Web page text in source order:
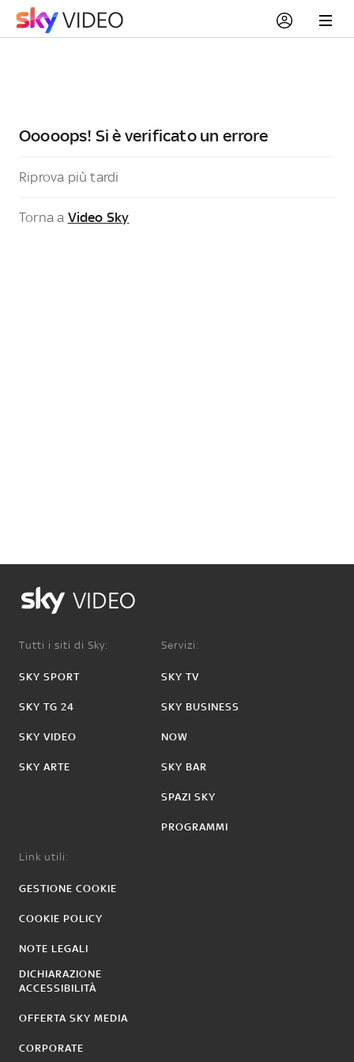
Ooooops! Si è verificato un errore
Riprova più tardi
Torna a Video Sky
VIDEO
Tutti i siti di Sky:
SKY SPORT
SKY TG 24
SKY VIDEO
SKY ARTE
Servizi:
SKY TV
SKY BUSINESS
NOW
SKY BAR
SPAZI SKY
PROGRAMMI
Link utili:
GESTIONE COOKIE
COOKIE POLICY
NOTE LEGALI
DICHIARAZIONE
ACCESSIBILITÀ
OFFERTA SKY MEDIA
CORPORATE